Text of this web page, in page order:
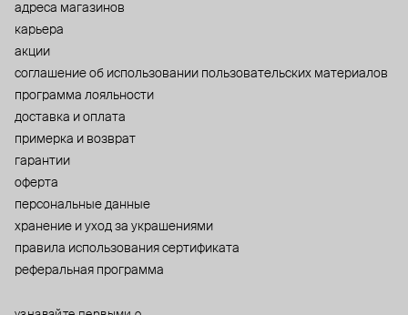
адреса магазинов
карьера
акции
cоглашение об использовании пользовательских материалов
программа лояльности
доставка и оплата
примерка и возврат
гарантии
оферта
персональные данные
хранение и уход за украшениями
правила использования сертификата
реферальная программа